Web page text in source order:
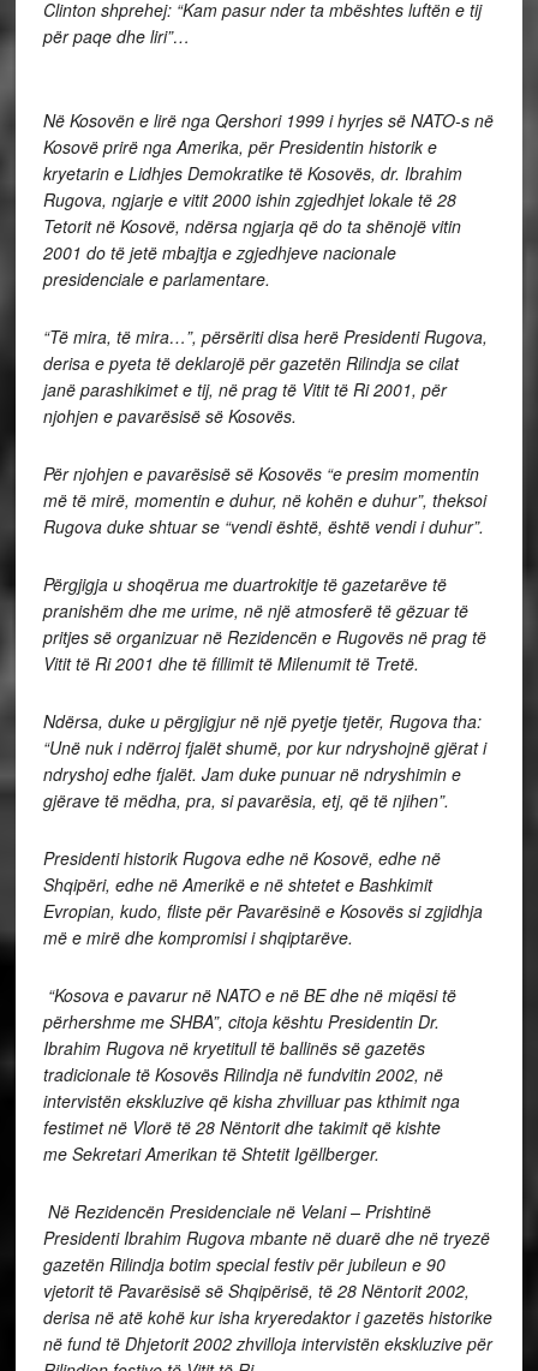
Clinton shprehej: “Kam pasur nder ta mbështes luftën e tij
për paqe dhe liri”…
Në Kosovën e lirë nga Qershori 1999 i hyrjes së NATO-s në
Kosovë prirë nga Amerika, për Presidentin historik e
kryetarin e Lidhjes Demokratike të Kosovës, dr. Ibrahim
Rugova, ngjarje e vitit 2000 ishin zgjedhjet lokale të 28
Tetorit në Kosovë, ndërsa ngjarja që do ta shënojë vitin
2001 do të jetë mbajtja e zgjedhjeve nacionale
presidenciale e parlamentare.
“Të mira, të mira…”, përsëriti disa herë Presidenti Rugova,
derisa e pyeta të deklarojë për gazetën Rilindja se cilat
janë parashikimet e tij, në prag të Vitit të Ri 2001, për
njohjen e pavarësisë së Kosovës.
Për njohjen e pavarësisë së Kosovës “e presim momentin
më të mirë, momentin e duhur, në kohën e duhur”, theksoi
Rugova duke shtuar se “vendi është, është vendi i duhur”.
Përgjigja u shoqërua me duartrokitje të gazetarëve të
pranishëm dhe me urime, në një atmosferë të gëzuar të
pritjes së organizuar në Rezidencën e Rugovës në prag të
Vitit të Ri 2001 dhe të fillimit të Milenumit të Tretë.
Ndërsa, duke u përgjigjur në një pyetje tjetër, Rugova tha:
“Unë nuk i ndërroj fjalët shumë, por kur ndryshojnë gjërat i
ndryshoj edhe fjalët. Jam duke punuar në ndryshimin e
gjërave të mëdha, pra, si pavarësia, etj, që të njihen”.
Presidenti historik Rugova edhe në Kosovë, edhe në
Shqipëri, edhe në Amerikë e në shtetet e Bashkimit
Evropian, kudo, fliste për Pavarësinë e Kosovës si zgjidhja
më e mirë dhe kompromisi i shqiptarëve.
“Kosova e pavarur në NATO e në BE dhe në miqësi të
përhershme me SHBA”, citoja kështu Presidentin Dr.
Ibrahim Rugova në kryetitull të ballinës së gazetës
tradicionale të Kosovës Rilindja në fundvitin 2002, në
intervistën ekskluzive që kisha zhvilluar pas kthimit nga
festimet në Vlorë të 28 Nëntorit dhe takimit që kishte
me Sekretari Amerikan të Shtetit Igëllberger.
Në Rezidencën Presidenciale në Velani – Prishtinë
Presidenti Ibrahim Rugova mbante në duarë dhe në tryezë
gazetën Rilindja botim special festiv për jubileun e 90
vjetorit të Pavarësisë së Shqipërisë, të 28 Nëntorit 2002,
derisa në atë kohë kur isha kryeredaktor i gazetës historike
në fund të Dhjetorit 2002 zhvilloja intervistën ekskluzive për